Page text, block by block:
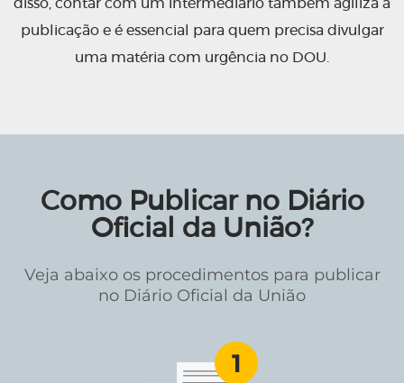
disso, contar com um intermediário também agiliza a
publicação e é essencial para quem precisa divulgar
uma matéria com urgência no DOU.
Como Publicar no Diário
Oficial da União?
Veja abaixo os procedimentos para publicar
no Diário Oficial da União